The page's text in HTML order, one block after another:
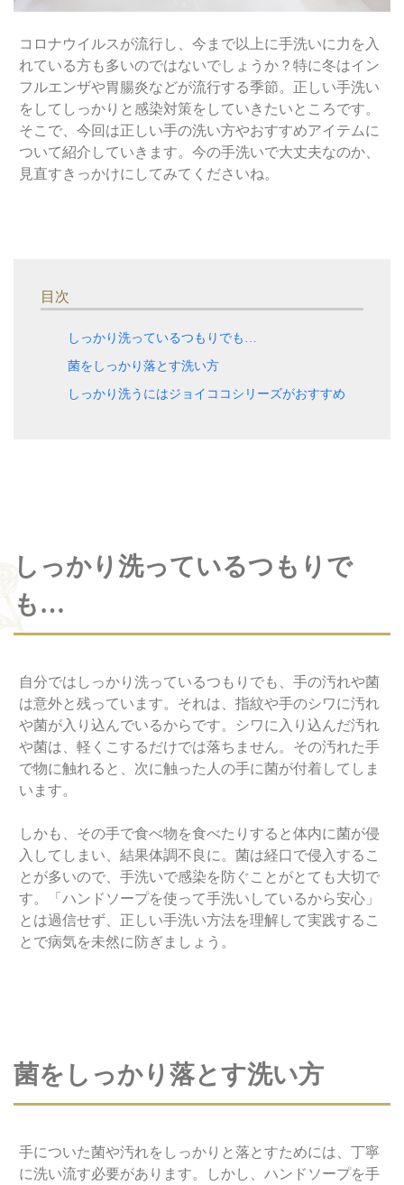
コロナウイルスが流行し、今まで以上に手洗いに力を入
れている方も多いのではないでしょうか？特に冬はイン
フルエンザや胃腸炎などが流行する季節。正しい手洗い
をしてしっかりと感染対策をしていきたいところです。
そこで、今回は正しい手の洗い方やおすすめアイテムに
ついて紹介していきます。今の手洗いで大丈夫なのか、
見直すきっかけにしてみてくださいね。
目次
しっかり洗っているつもりでも…
菌をしっかり落とす洗い方
しっかり洗うにはジョイココシリーズがおすすめ
しっかり洗っているつもりで
も…
自分ではしっかり洗っているつもりでも、手の汚れや菌
は意外と残っています。それは、指紋や手のシワに汚れ
や菌が入り込んでいるからです。シワに入り込んだ汚れ
や菌は、軽くこするだけでは落ちません。その汚れた手
で物に触れると、次に触った人の手に菌が付着してしま
います。
しかも、その手で食べ物を食べたりすると体内に菌が侵
入してしまい、結果体調不良に。菌は経口で侵入するこ
とが多いので、手洗いで感染を防ぐことがとても大切で
す。「ハンドソープを使って手洗いしているから安心」
とは過信せず、正しい手洗い方法を理解して実践するこ
とで病気を未然に防ぎましょう。
菌をしっかり落とす洗い方
手についた菌や汚れをしっかりと落とすためには、丁寧
に洗い流す必要があります。しかし、ハンドソープを手